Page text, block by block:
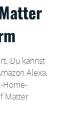
Du kannst
Alexa,
Home-
Matter